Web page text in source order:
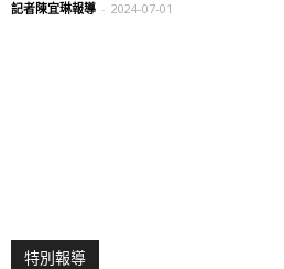
記者陳宜琳報導 - 2024-07-01
特別報導